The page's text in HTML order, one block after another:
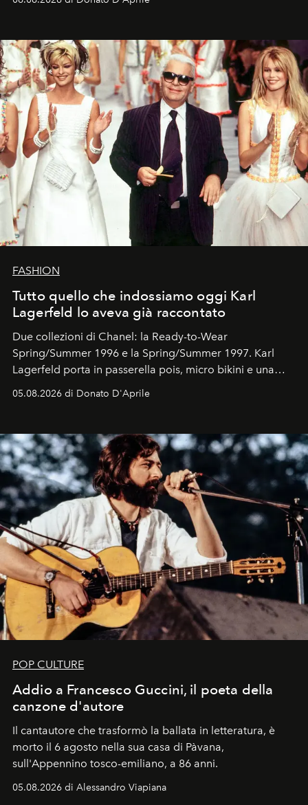
FASHION
Tutto quello che indossiamo oggi Karl
Lagerfeld lo aveva già raccontato
Due collezioni di Chanel: la Ready-to-Wear
Spring/Summer 1996 e la Spring/Summer 1997. Karl
Lagerfeld porta in passerella pois, micro bikini e una
Kate, Claudia e Carla una dietro l'altra. Trent'anni dopo,
uno dei documenti più contemporanei che abbiamo.
05.08.2026 di Donato D'Aprile
POP CULTURE
Addio a Francesco Guccini, il poeta della
canzone d'autore
Il cantautore che trasformò la ballata in letteratura, è
morto il 6 agosto nella sua casa di Pàvana,
sull'Appennino tosco-emiliano, a 86 anni.
05.08.2026 di Alessandro Viapiana